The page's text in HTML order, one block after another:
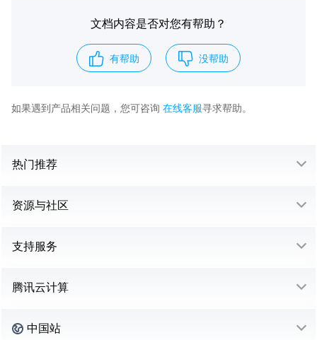
文档内容是否对您有帮助？
有帮助 没帮助
如果遇到产品相关问题，您可咨询 在线客服寻求帮助。
热门推荐
资源与社区
支持服务
腾讯云计算
中国站